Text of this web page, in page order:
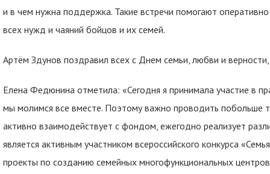
и в чем нужна поддержка. Такие встречи помогают
всех нужд и чаяний бойцов и их семей.
Артём Здунов поздравил всех с Днем семьи, любви и
Елена Федюнина отметила: «Сегодня я принимала участие в
мы молимся все вместе. Поэтому важно проводить побольше
активно взаимодействует с фондом, ежегодно реализует
является активным участником всероссийского конкурса
проекты по созданию семейных многофункциональных